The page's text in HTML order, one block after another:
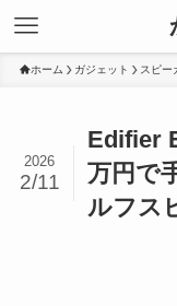
ホーム ガジェット スピー
Edifier
万円で
ルフス
2026
2/11